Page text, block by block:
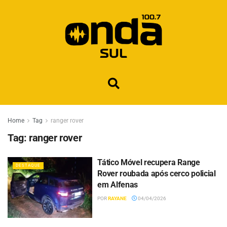
Home Tag ranger rover
Tag: ranger rover
DESTAQUE
Tático Móvel recupera Range
Rover roubada após cerco policial
em Alfenas
PORRAYANE 04/04/2026